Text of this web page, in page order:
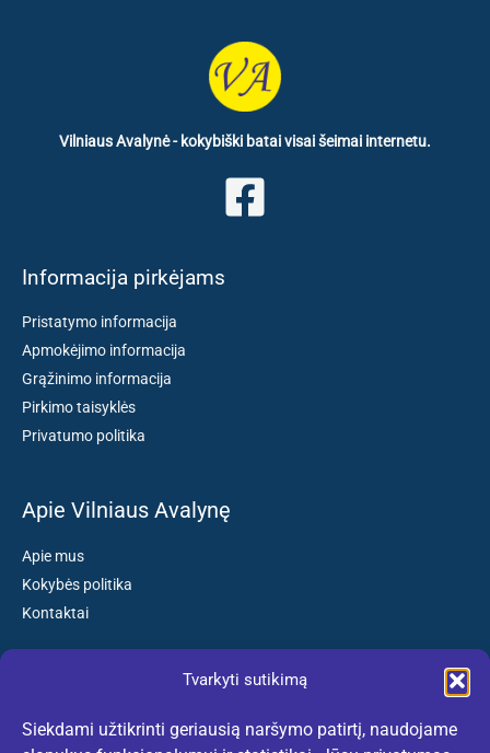
Tvarkyti sutikimą
Siekdami užtikrinti geriausią naršymo patirtį, naudojame
Vilniaus Avalynė - kokybiški batai visai šeimai internetu.
Informacija pirkėjams
Pristatymo informacija
Apmokėjimo informacija
Grąžinimo informacija
Pirkimo taisyklės
Privatumo politika
Apie Vilniaus Avalynę
Apie mus
Kokybės politika
Kontaktai
El. paštas: kokybiskibatai@gmail.com